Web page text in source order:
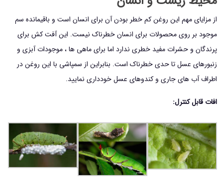
از مزایای مهم این روغن کم خطر بودن آن برای انسان است و باقیمانده سم
موجود بر روی محصولات برای انسان خطرناک نیست. این آفت کش برای
پرندگان و حشرات مفید خطری ندارد اما برای ماهی ها ، موجودات آبزی و
زنبورهای عسل تا حدی خطرناک است. بنابراین از سمپاشی با این روغن در
اطراف آب های جاری و کندوهای عسل خودداری نمایید.
افات قابل کنترل: